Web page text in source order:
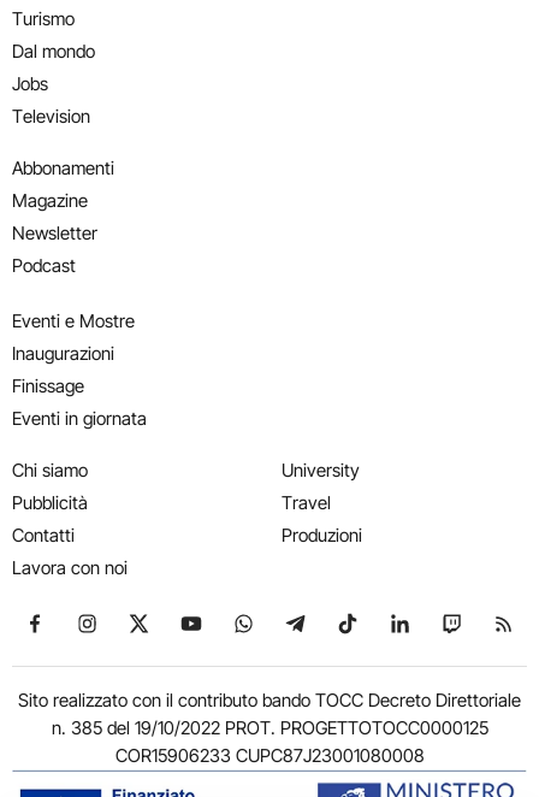
Turismo
Dal mondo
Jobs
Television
Abbonamenti
Magazine
Newsletter
Podcast
Eventi e Mostre
Inaugurazioni
Finissage
Eventi in giornata
Chi siamo
Pubblicità
Contatti
Lavora con noi
University
Travel
Produzioni
Seguici su Facebook
Seguici su Instagram
Seguici su X
Seguici su YouTube
Seguici su WhatsApp
Seguici su Telegram
Seguici su TikTok
Seguici su
Seguici
Sito realizzato con il contributo bando TOCC Decreto Direttoriale
n. 385 del 19/10/2022 PROT. PROGETTOTOCC0000125
COR15906233 CUPC87J23001080008